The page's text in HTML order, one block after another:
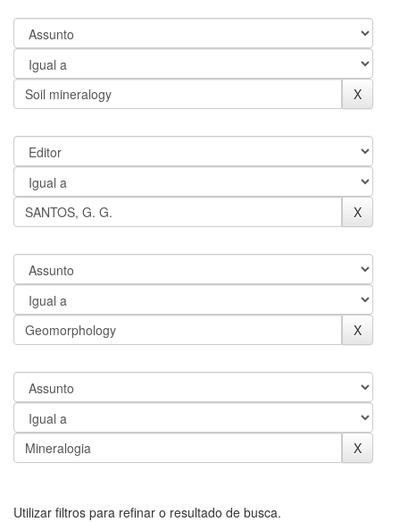
Utilizar filtros para refinar o resultado de busca.